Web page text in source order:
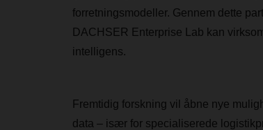
forretningsmodeller. Gennem dette
DACHSER Enterprise Lab kan
intelligens.
Fremtidig forskning vil åbne nye
data – især for specialiserede